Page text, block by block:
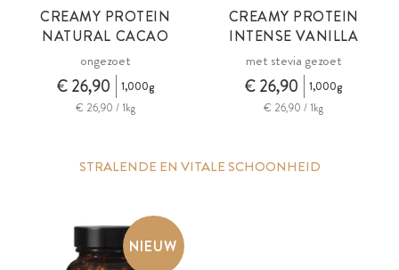
CREAMY PROTEIN
NATURAL CACAO
ongezoet
€ 26,90
1,000g
€ 26,90 / 1kg
CREAMY PROTEIN
INTENSE VANILLA
met stevia gezoet
€ 26,90
1,000g
€ 26,90 / 1kg
STRALENDE EN VITALE SCHOONHEID
NIEUW